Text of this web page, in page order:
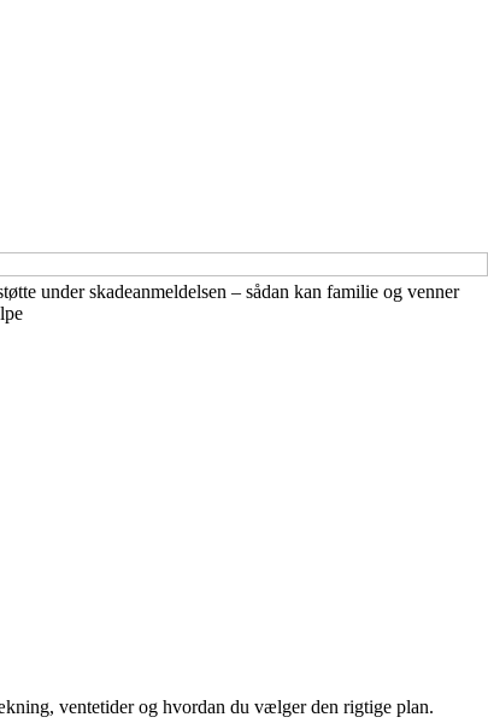
under skadeanmeldelsen – sådan kan familie og venner
ventetider og hvordan du vælger den rigtige plan.